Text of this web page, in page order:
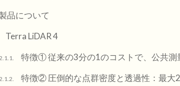
品について
Terra LiDAR 4
特徴① 従来の3分の1のコストで、公共測
特徴② 圧倒的な点群密度と透過性：最大